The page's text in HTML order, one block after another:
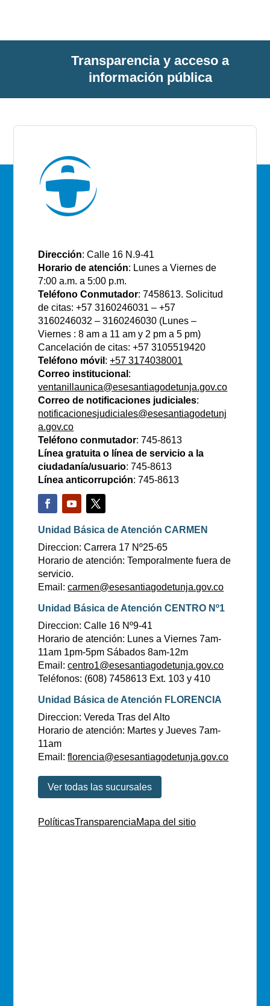
Transparencia y acceso a
información pública
Dirección: Calle 16 N.9-41
Horario de atención: Lunes a Viernes de
7:00 a.m. a 5:00 p.m.
Teléfono Conmutador: 7458613. Solicitud
de citas: +57 3160246031 – +57
3160246032 – 3160246030 (Lunes –
Viernes : 8 am a 11 am y 2 pm a 5 pm)
Cancelación de citas: +57 3105519420
Teléfono móvil :+57 3174038001
Correo institucional :
ventanillaunica@esesantiagodetunja.gov.co
Correo de notificaciones judiciales:
notificacionesjudiciales@esesantiagodetunj
a.gov.co
Teléfono conmutador: 745-8613
Línea gratuita o línea de servicio a la
ciudadanía/usuario: 745-8613
Línea anticorrupción: 745-8613
Unidad Básica de Atención CARMEN
Direccion: Carrera 17 Nº25-65
Horario de atención: Temporalmente fuera de
servicio.
Email:carmen@esesantiagodetunja.gov.co
Unidad Básica de Atención CENTRO Nº1
Direccion: Calle 16 Nº9-41
Horario de atención: Lunes a Viernes 7am-
11am 1pm-5pm Sábados 8am-12m
Email:centro1@esesantiagodetunja.gov.co
Teléfonos: (608) 7458613 Ext. 103 y 410
Unidad Básica de Atención FLORENCIA
Direccion: Vereda Tras del Alto
Horario de atención: Martes y Jueves 7am-
11am
Email:florencia@esesantiagodetunja.gov.co
Ver todas las sucursales
PolíticasTransparenciaMapa del sitio